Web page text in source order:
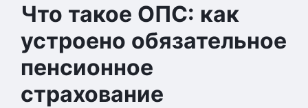
Что такое ОПС: как
устроено обязательное
пенсионное
страхование